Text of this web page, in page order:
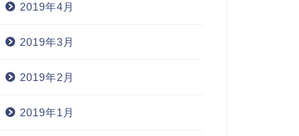
2019年4月
2019年3月
2019年2月
2019年1月